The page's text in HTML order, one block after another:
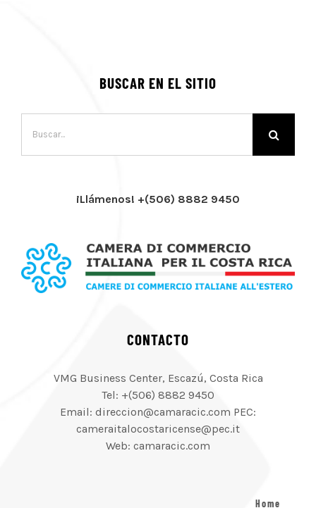
BUSCAR EN EL SITIO
¡Llámenos! +(506) 8882 9450
CONTACTO
VMG Business Center, Escazú, Costa Rica
Tel: +(506) 8882 9450
Email: direccion@camaracic.com PEC:
cameraitalocostaricense@pec.it
Web: camaracic.com
Home